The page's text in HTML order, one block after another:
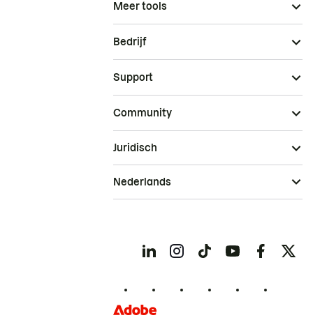
Meer tools
Bedrijf
Support
Community
Juridisch
Nederlands